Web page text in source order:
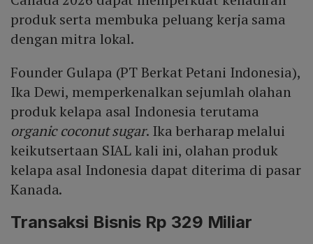
produk serta membuka peluang kerja sama
dengan mitra lokal.
Founder Gulapa (PT Berkat Petani Indonesia),
Ika Dewi, memperkenalkan sejumlah olahan
produk kelapa asal Indonesia terutama
organic coconut sugar. Ika berharap melalui
keikutsertaan SIAL kali ini, olahan produk
kelapa asal Indonesia dapat diterima di pasar
Kanada.
Transaksi Bisnis Rp 329 Miliar